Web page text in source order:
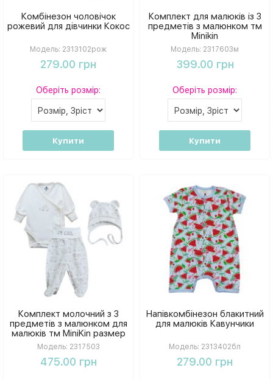
Комбінезон чоловічок
рожевий для дівчинки Кокос
Модель: 2313102рож
279.00 грн
Оберіть розмір:
Купити
Комплект для малюків із 3
предметів з малюнком тм
Minikin
Модель: 2317603м
399.00 грн
Оберіть розмір:
Купити
Комплект молочний з 3
предметів з малюнком для
малюків тм MiniKin размер
62
Модель: 2317503
475.00 грн
Напівкомбінезон блакитний
для малюків Кавунчики
Модель: 2313402бл
279.00 грн